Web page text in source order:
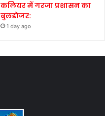
कलियर में गरजा प्रशासन का
बुलडोजर:
1 day ago